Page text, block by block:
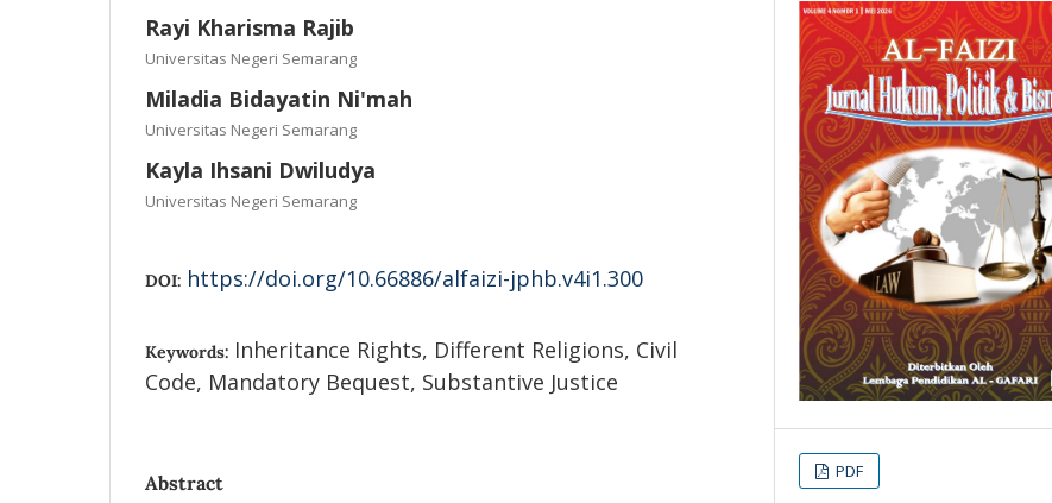
Rayi Kharisma Rajib
Universitas Negeri Semarang
Miladia Bidayatin Ni'mah
Universitas Negeri Semarang
Kayla Ihsani Dwiludya
Universitas Negeri Semarang
DOI: https://doi.org/10.66886/alfaizi-jphb.v4i1.300
Keywords: Inheritance Rights, Different Religions, Civil
Code, Mandatory Bequest, Substantive Justice
Abstract PDF